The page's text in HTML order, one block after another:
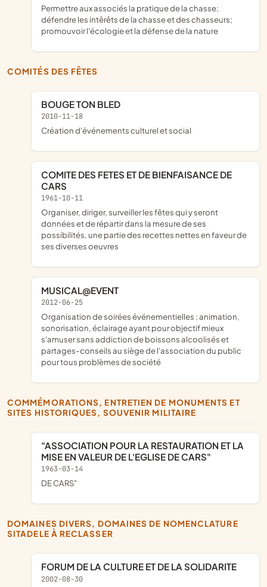
permettre aux associés la pratique de la chasse;
défendre les intêrêts de la chasse et des chasseurs;
promouvoir l'écologie et la défense de la nature
COMITÉS DES FÊTES
BOUGE TON BLED
2010-11-18
création d'événements culturel et social
COMITE DES FETES ET DE BIENFAISANCE DE
CARS
1961-10-11
organiser, diriger, surveiller les fêtes qui y seront
données et de répartir dans la mesure de ses
possibilités, une partie des recettes nettes en faveur de
ses diverses oeuvres
MUSICAL@EVENT
2012-06-25
organisation de soirées événementielles ; animation,
sonorisation, éclairage ayant pour objectif mieux
s'amuser sans addiction de boissons alcoolisés et
partages-conseils au siège de l'association du public
pour tous problèmes de société
COMMÉMORATIONS, ENTRETIEN DE MONUMENTS ET
SITES HISTORIQUES, SOUVENIR MILITAIRE
"ASSOCIATION POUR LA RESTAURATION ET LA
MISE EN VALEUR DE L'EGLISE DE CARS"
1963-03-14
DE CARS"
DOMAINES DIVERS, DOMAINES DE NOMENCLATURE
SITADELE À RECLASSER
FORUM DE LA CULTURE ET DE LA SOLIDARITE
2002-08-30